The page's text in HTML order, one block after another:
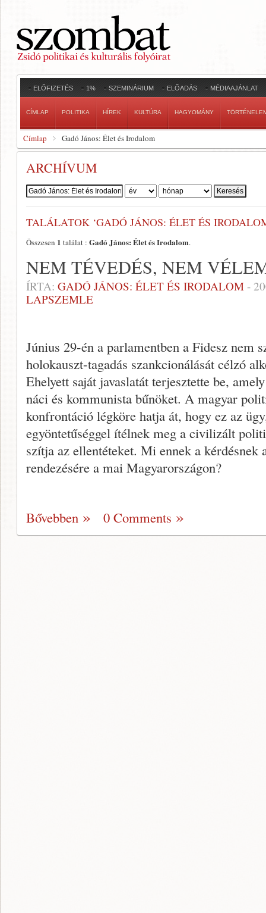
ELŐFIZETÉS 1% SZEMINÁRIUM ELŐADÁS MÉDIAAJÁNLAT
CÍMLAP POLITIKA HÍREK KULTÚRA HAGYOMÁNY
Címlap Gadó János: Élet és Irodalom
ARCHÍVUM
Szerző:
TALÁLATOK ‘GADÓ JÁNOS: ÉLET ÉS
Összesen 1 találat : Gadó János: Élet és Irodalom.
NEM TÉVEDÉS, NEM
ÍRTA: GADÓ JÁNOS: ÉLET ÉS IRODALOM -
LAPSZEMLE
Június 29-én a parlamentben a Fidesz nem
holokauszt-tagadás szankcionálását célzó
Ehelyett saját javaslatát terjesztette be,
náci és kommunista bűnöket. A magyar
konfrontáció légköre hatja át, hogy ez az
egyöntetűséggel ítélnek meg a civilizált
szítja az ellentéteket. Mi ennek a kérdésnek
rendezésére a mai Magyarországon?
Bővebben 0 Comments